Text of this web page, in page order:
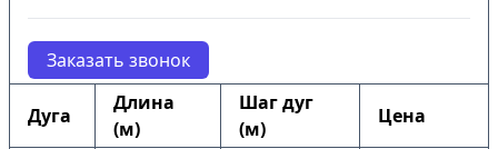
Заказать звонок
Дуга
Длина
(м)
Шаг дуг
(м)
Цена